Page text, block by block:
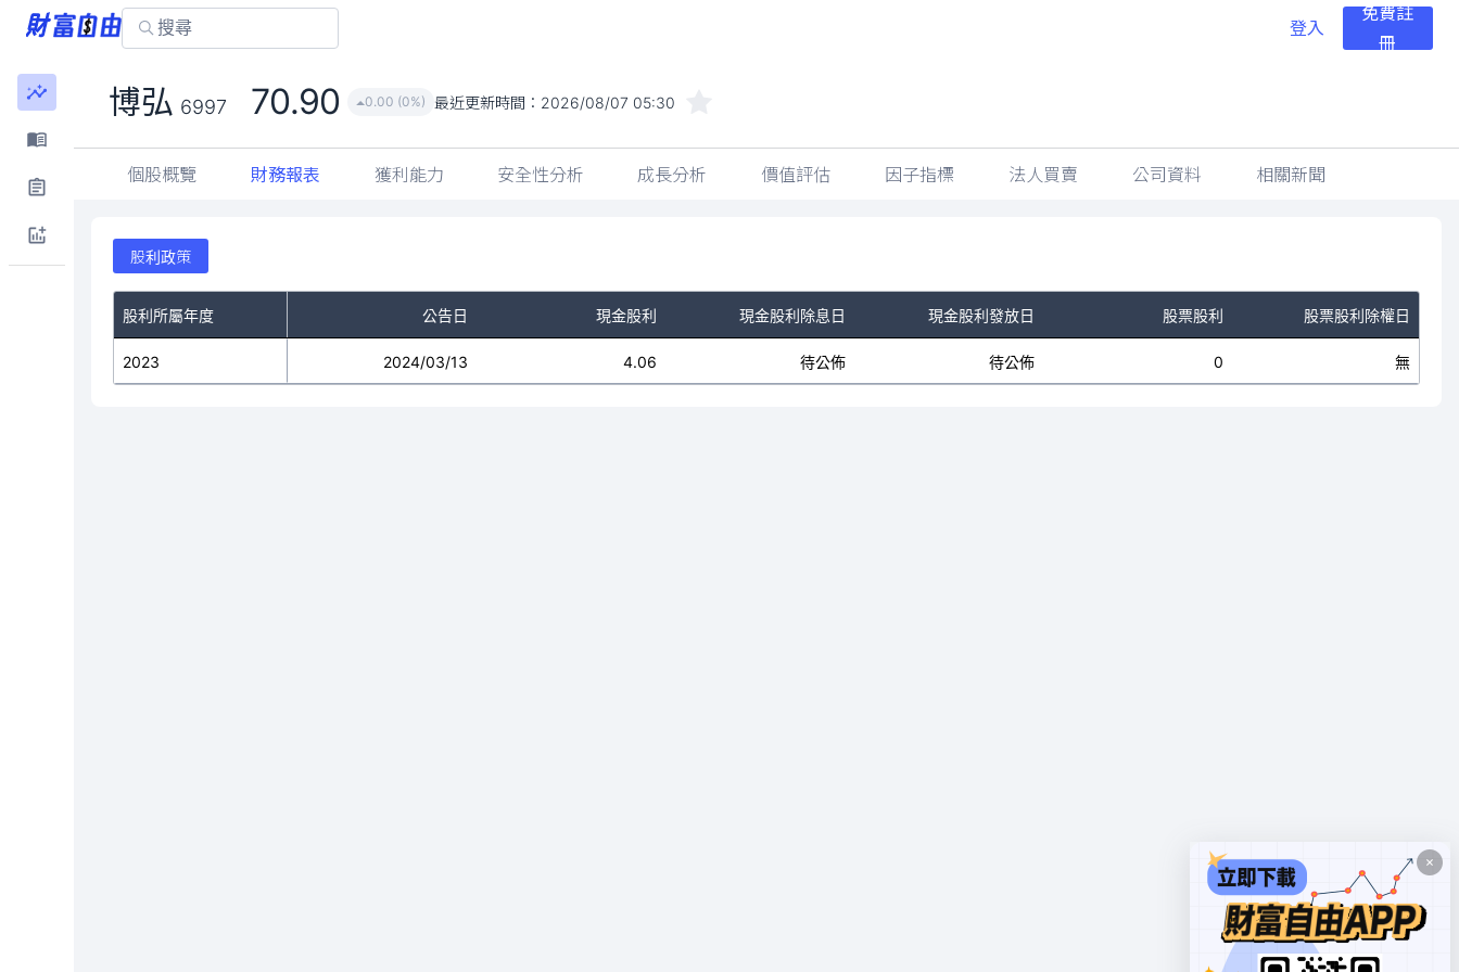
登入
免費註
冊
博弘 6997 70.90 0.00 (0%) 最近更新時間： 2026/08/07 05:30
個股概覽 財務報表 獲利能力 安全性分析 成長分析 價值評估 因子指標 法人買賣 公司資料 相關新聞
股利政策
股利所屬年度 公告日 現金股利 現金股利除息日 現金股利發放日 股票股利 股票股利除權日
2023 2024/03/13 4.06 待公佈 待公佈 0 無